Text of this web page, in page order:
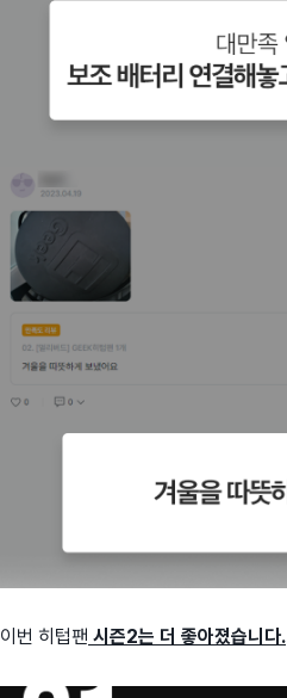
이번 히텁팬 시즌2는 더 좋아졌습니다.